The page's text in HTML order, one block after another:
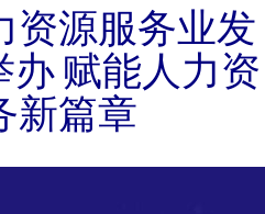
资源服务业发
办 赋能人力资
新篇章